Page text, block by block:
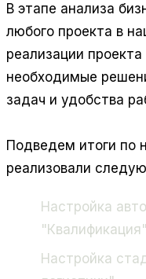
В этапе анализа
любого проекта в
реализации
необходимые
задач и удобства
Подведем итоги по
реализовали
Настройка
"Квалификация"
Настройка